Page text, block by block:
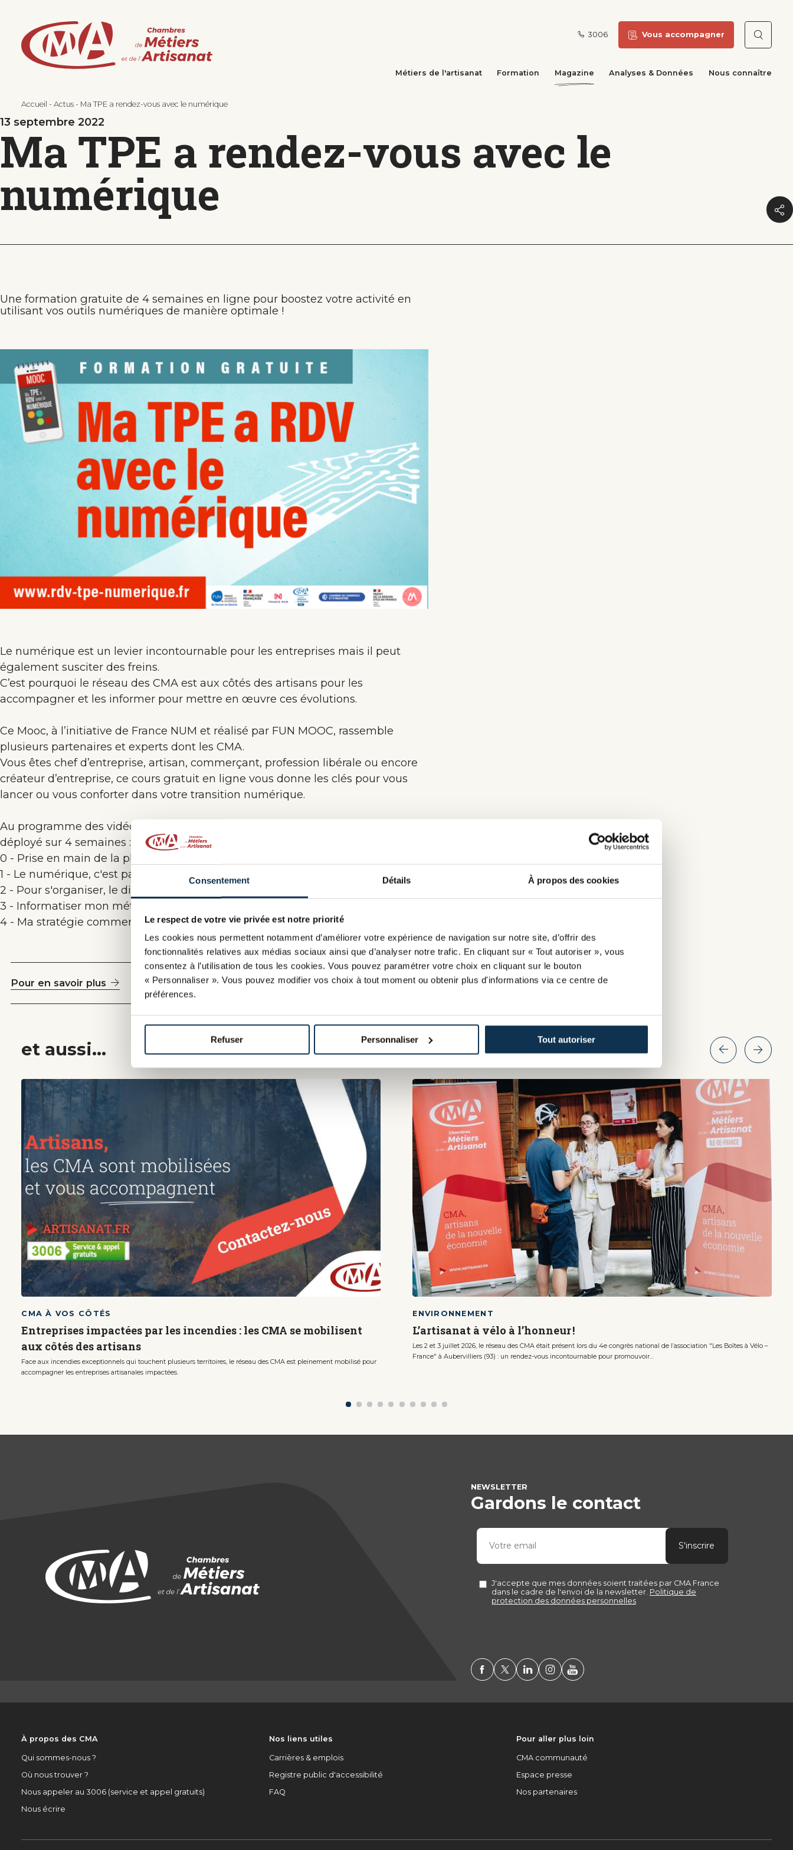
Consentement Détails À propos des cookies
Le respect de votre vie privée est notre priorité
Les cookies nous permettent notamment d’améliorer votre expérience de navigation sur notre site, d’offrir des
fonctionnalités relatives aux médias sociaux ainsi que d’analyser notre trafic. En cliquant sur « Tout autoriser », vous
consentez à l’utilisation de tous les cookies. Vous pouvez paramétrer votre choix en cliquant sur le bouton
« Personnaliser ». Vous pouvez modifier vos choix à tout moment ou obtenir plus d'informations via ce centre de
préférences.
Refuser Personnaliser Tout autoriser
contenu
principal
3006 Vous accompagner
Métiers de l'artisanat Formation Magazine Analyses & Données Nous connaître
Accueil Actus Ma TPE a rendez-vous avec le numérique
13 septembre 2022
Ma TPE a rendez-vous avec le
numérique
Une formation gratuite de 4 semaines en ligne pour boostez votre activité en
utilisant vos outils numériques de manière optimale !
Le numérique est un levier incontournable pour les entreprises mais il peut
également susciter des freins.
C’est pourquoi le réseau des CMA est aux côtés des artisans pour les
accompagner et les informer pour mettre en œuvre ces évolutions.
Ce Mooc, à l’initiative de France NUM et réalisé par FUN MOOC, rassemble
plusieurs partenaires et experts dont les CMA.
Vous êtes chef d’entreprise, artisan, commerçant, profession libérale ou encore
créateur d’entreprise, ce cours gratuit en ligne vous donne les clés pour vous
lancer ou vous conforter dans votre transition numérique.
Au programme des vidéos, des webinaires, des quizz, des serious game, le tout
déployé sur 4 semaines :
0 - Prise en main de la plateforme FUN MOOC
1 - Le numérique, c'est pas catastrophique !
2 - Pour s'organiser, le digital, c'est génial
3 - Informatiser mon métier ? C'est le simplifier
4 - Ma stratégie commerciale ? Une réussite digitale
Pour en savoir plus
et aussi...
CMA À VOS CÔTÉS
Entreprises impactées par les incendies : les CMA se mobilisent
aux côtés des artisans
Face aux incendies exceptionnels qui touchent plusieurs territoires, le réseau des CMA est pleinement mobilisé pour
accompagner les entreprises artisanales impactées.
ENVIRONNEMENT
L’artisanat à vélo à l’honneur !
Les 2 et 3 juillet 2026, le réseau des CMA était présent lors du 4e congrès national de l’association "Les Boîtes à Vélo –
France" à Aubervilliers (93) : un rendez-vous incontournable pour promouvoir…
NEWSLETTER
Gardons le contact
À propos des CMA
Qui sommes-nous ?
Où nous trouver ?
Nous appeler au 3006 (service et appel gratuits)
Nous écrire
Nos liens utiles
Carrières & emplois
Registre public d'accessibilité
FAQ
Pour aller plus loin
CMA communauté
Espace presse
Nos partenaires